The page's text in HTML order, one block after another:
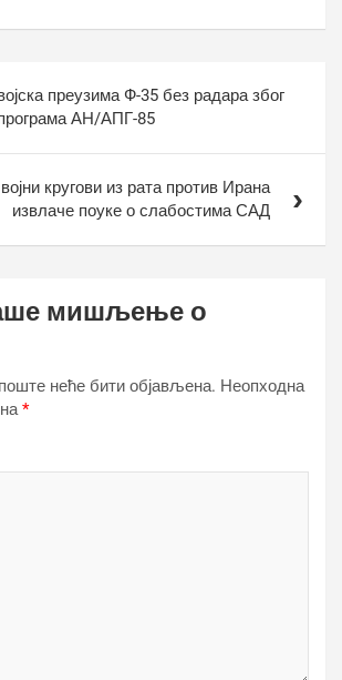
преузима Ф-35 без радара због
АН/АПГ-85
кругови из рата против Ирана
извлаче поуке о слабостима САД
мишљење о
неће бити објављена. Неопходна
*